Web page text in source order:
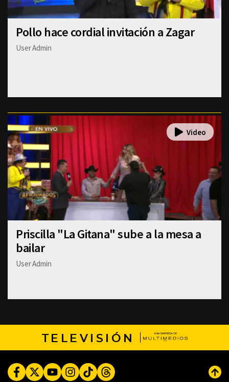
Pollo hace cordial invitación a Zagar
User Admin
Priscilla "La Gitana" sube a la mesa a
bailar
User Admin
TELEVISIÓN
FacebookTwitterYoutubeInstagram
TikTokThreads